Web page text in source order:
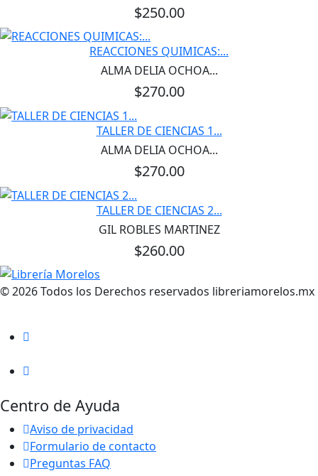
$250.00
REACCIONES QUIMICAS:...
ALMA DELIA OCHOA...
$270.00
TALLER DE CIENCIAS 1...
ALMA DELIA OCHOA...
$270.00
TALLER DE CIENCIAS 2...
GIL ROBLES MARTINEZ
$260.00
© 2026 Todos los Derechos reservados libreriamorelos.mx
Centro de Ayuda
Aviso de privacidad
Formulario de contacto
Preguntas FAQ